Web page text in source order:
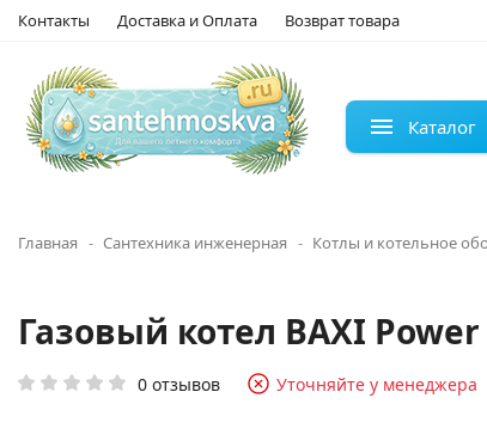
Контакты Доставка и Оплата Возврат товара
Каталог
Главная Сантехника инженерная Котлы и котельное
Газовый котел BAXI
0 отзывов Уточняйте у менеджера